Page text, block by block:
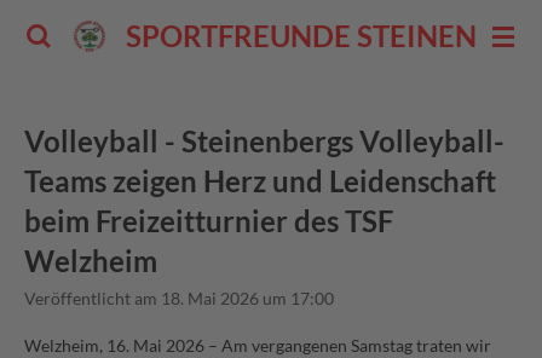
Zum
Hauptinhalt
SPORTFREUNDE
Volleyball - Steinenbergs Volleyball-
Teams zeigen Herz und Leidenschaft
beim Freizeitturnier des TSF
Welzheim
Veröffentlicht am 18. Mai 2026 um 17:00
Welzheim, 16. Mai 2026 – Am vergangenen Samstag traten wir